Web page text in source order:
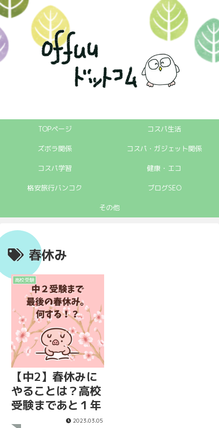
TOPページ コスパ生活
ズボラ関係 コスパ・ガジェット関係
コスパ学習 健康・エコ
格安旅行バンコク ブログSEO
その他
春休み
高校受験
【中2】春休みに
やることは？高校
受験まであと１年
2023.03.05